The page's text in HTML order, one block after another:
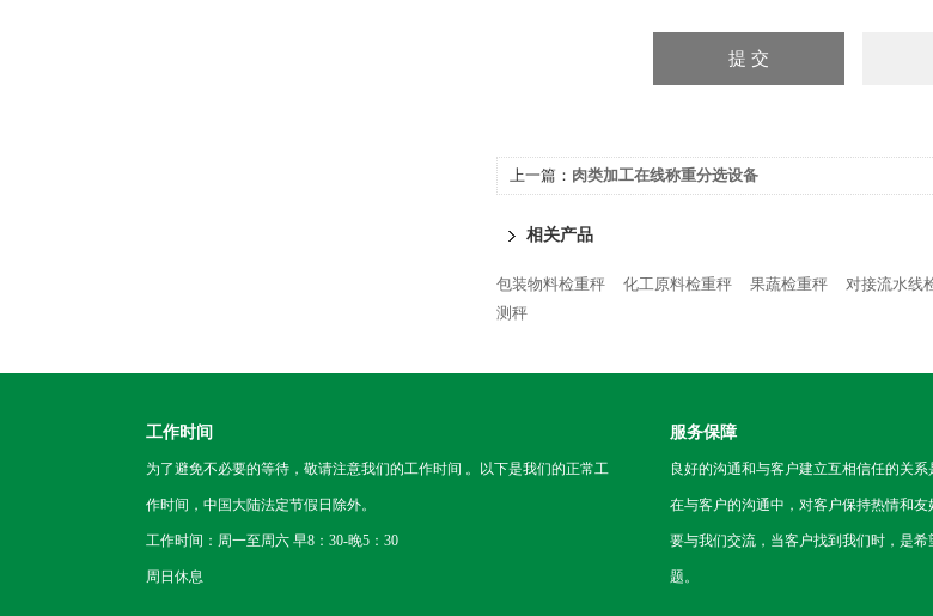
上一篇： 肉类加工在线称重分选设备
相关产品
包装物料检重秤 化工原料检重秤 果蔬检重秤 对接流水线
测秤
工作时间
为了避免不必要的等待，敬请注意我们的工作时间 。以下是我们的正常工
作时间，中国大陆法定节假日除外。
工作时间：周一至周六 早8：30-晚5：30
周日休息
服务保障
良好的沟通和与客户建立互相信任的关系
在与客户的沟通中，对客户保持热情和
要与我们交流，当客户找到我们时，是
题。